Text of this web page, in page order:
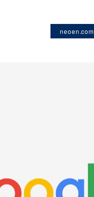
neoen.com